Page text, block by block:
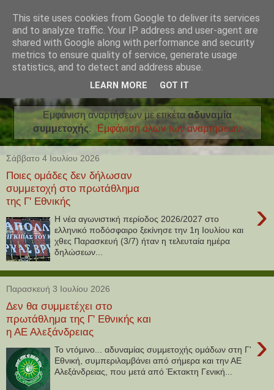
Εμφάνιση αναρτήσεων με ετικέτα αδυναμία
συμμετοχής. Εμφάνιση όλων των αναρτήσεων
Σάββατο 4 Ιουλίου 2026
Ποιες ομάδες δεν δήλωσαν
συμμετοχή στο πρωτάθλημα
της Γ' Εθνικής
›
Η νέα αγωνιστική περίοδος 2026/2027 στο
ελληνικό ποδόσφαιρο ξεκίνησε την 1η Ιουλίου και
χθες Παρασκευή (3/7) ήταν η τελευταία ημέρα
δηλώσεων...
Παρασκευή 3 Ιουλίου 2026
Δεν θα συμμετέχει στο
πρωτάθλημα της Γ' Εθνικής και
η ΑΕ Αλεξάνδρειας
›
Το ντόμινο... αδυναμίας συμμετοχής ομάδων στη Γ'
Εθνική, συμπεριλαμβάνει από σήμερα και την ΑΕ
Αλεξάνδρειας, που μετά από Έκτακτη Γενική...
This site uses cookies from Google to deliver its services
and to analyze traffic. Your IP address and user-agent are
shared with Google along with performance and security
metrics to ensure quality of service, generate usage
statistics, and to detect and address abuse.
LEARN MORE GOT IT